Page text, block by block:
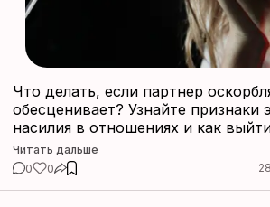
Что делать, если партнер
обесценивает? Узнайте признаки
насилия в отношениях и как
союза.
Читать дальше
0 0